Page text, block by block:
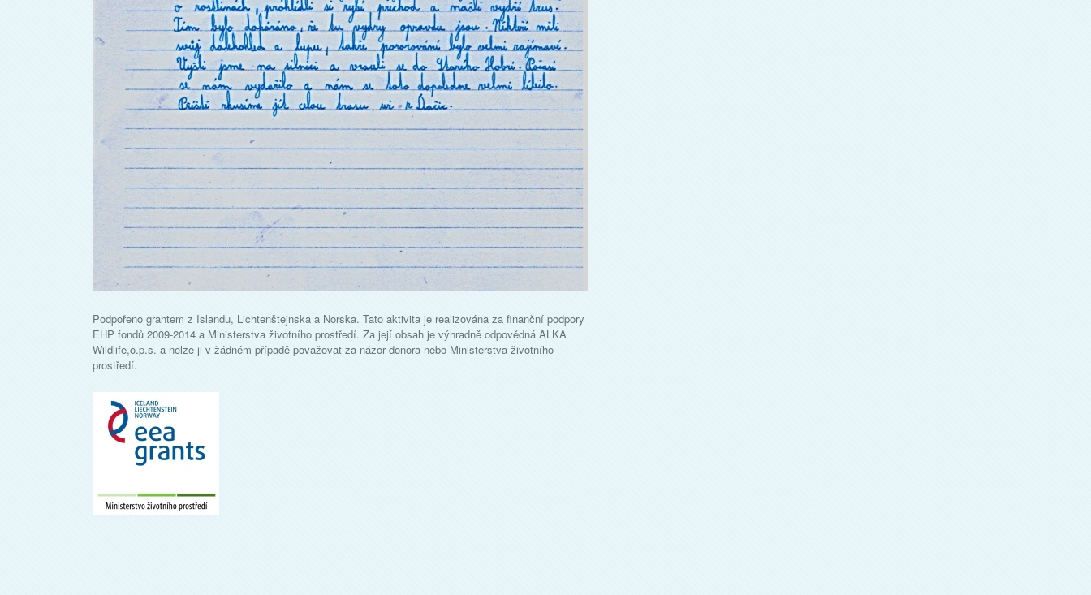
Podpořeno grantem z Islandu, Lichtenštejnska a Norska. Tato aktivita je realizována za finanční podpory
EHP fondů 2009-2014 a Ministerstva životního prostředí. Za její obsah je výhradně odpovědná ALKA
Wildlife,o.p.s. a nelze ji v žádném případě považovat za názor donora nebo Ministerstva životního
prostředí.